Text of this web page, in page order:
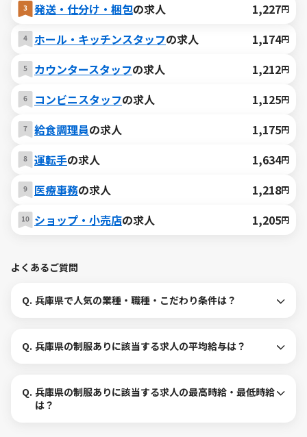
発送・仕分け・梱包の求人 1,227円
ホール・キッチンスタッフの求人 1,174円
カウンタースタッフの求人 1,212円
コンビニスタッフの求人 1,125円
給食調理員の求人 1,175円
運転手の求人 1,634円
医療事務の求人 1,218円
ショップ・小売店の求人 1,205円
よくあるご質問
Q. 兵庫県で人気の業種・職種・こだわり条件は？
Q. 兵庫県の制服ありに該当する求人の平均給与は？
Q. 兵庫県の制服ありに該当する求人の最高時給・最低時給
は？